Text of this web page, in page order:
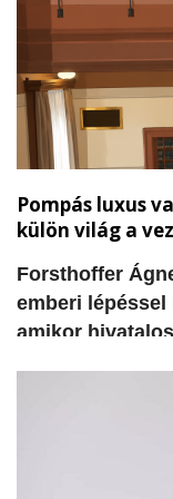
hiányzik: a
hogy miként
épületeket,
források
Pompás luxus
külön világ a
Forsthoffer
emberi lépéssel
amikor
elnöki
gépjárművet. A
adminisztratív
kiállás a józan